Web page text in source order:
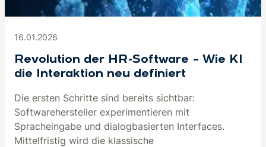
16.01.2026
Revolution der HR-Software – Wie KI
die Interaktion neu definiert
Die ersten Schritte sind bereits sichtbar:
Softwarehersteller experimentieren mit
Spracheingabe und dialogbasierten Interfaces.
Mittelfristig wird die klassische